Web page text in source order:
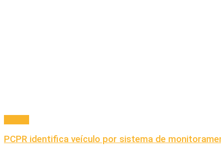
PCPR identifica veículo por sistema de